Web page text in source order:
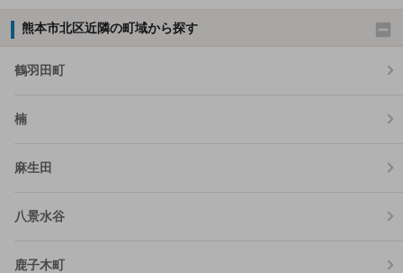
熊本市北区近隣の町域から探す
鶴羽田町
楠
麻生田
八景水谷
鹿子木町